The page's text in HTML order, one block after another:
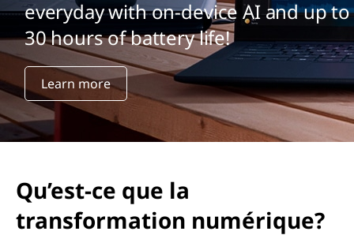
everyday with on-device AI and up to
30 hours of battery life!
Learn more
Qu’est-ce que la
transformation numérique?